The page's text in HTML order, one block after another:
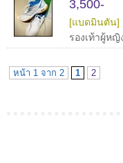
3,500-
[แบดมินตัน]
รองเท้าผู้หญิ
หน้า 1 จาก 2 1 2